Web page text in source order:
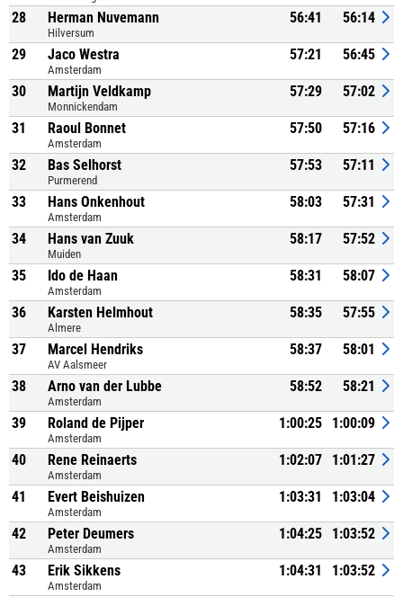
28 Herman Nuvemann
Hilversum
56:41 56:14
29 Jaco Westra
Amsterdam
57:21 56:45
30 Martijn Veldkamp
Monnickendam
57:29 57:02
31 Raoul Bonnet
Amsterdam
57:50 57:16
32 Bas Selhorst
Purmerend
57:53 57:11
33 Hans Onkenhout
Amsterdam
58:03 57:31
34 Hans van Zuuk
Muiden
58:17 57:52
35 Ido de Haan
Amsterdam
58:31 58:07
36 Karsten Helmhout
Almere
58:35 57:55
37 Marcel Hendriks
AV Aalsmeer
58:37 58:01
38 Arno van der Lubbe
Amsterdam
58:52 58:21
39 Roland de Pijper
Amsterdam
1:00:25 1:00:09
40 Rene Reinaerts
Amsterdam
1:02:07 1:01:27
41 Evert Beishuizen
Amsterdam
1:03:31 1:03:04
42 Peter Deumers
Amsterdam
1:04:25 1:03:52
43 Erik Sikkens
Amsterdam
1:04:31 1:03:52